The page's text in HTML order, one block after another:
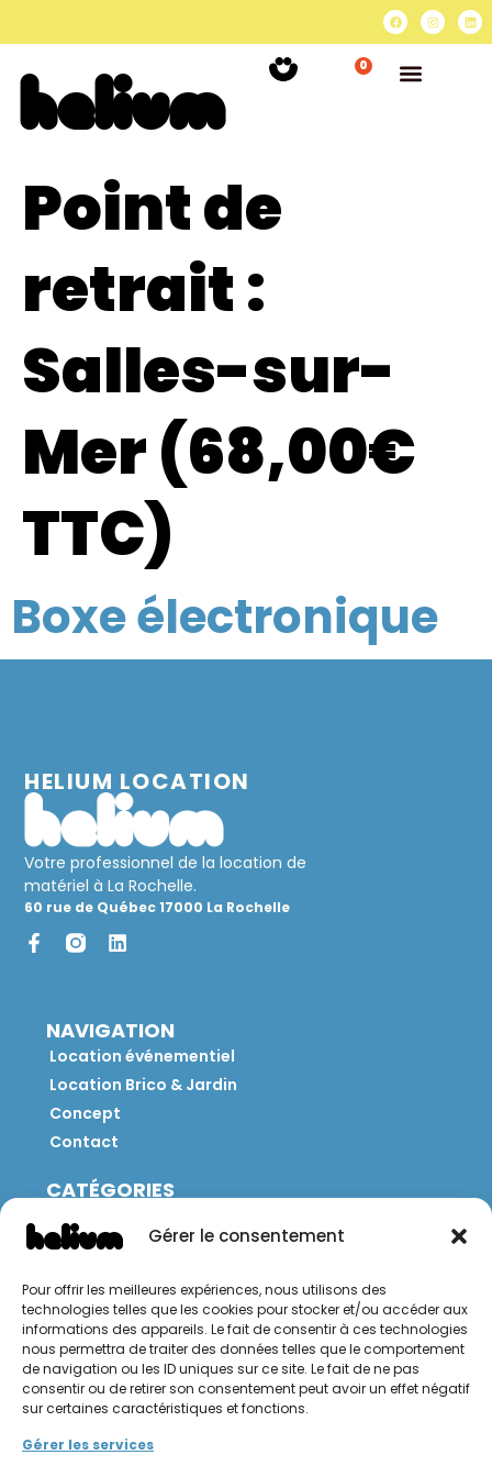
Gérer le consentement
Pour offrir les meilleures expériences, nous utilisons des
technologies telles que les cookies pour stocker et/ou accéder aux
informations des appareils. Le fait de consentir à ces technologies
nous permettra de traiter des données telles que le comportement
de navigation ou les ID uniques sur ce site. Le fait de ne pas
consentir ou de retirer son consentement peut avoir un effet négatif
sur certaines caractéristiques et fonctions.
Gérer les services
0
Point de
retrait :
Salles-sur-
Mer (68,00€
TTC)
Boxe électronique
HELIUM LOCATION
Votre professionnel de la location de
matériel à La Rochelle.
60 rue de Québec 17000 La Rochelle
NAVIGATION
Location événementiel
Location Brico & Jardin
Concept
Contact
CATÉGORIES
Mobilier
Brico
Jardin
CONTACT